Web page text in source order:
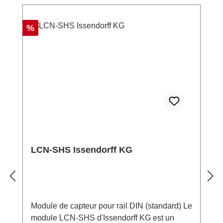
Réduction
%
LCN-SHS Issendorff KG
Module de capteur pour rail DIN (standard) Le
module LCN-SHS d'Issendorff KG est un